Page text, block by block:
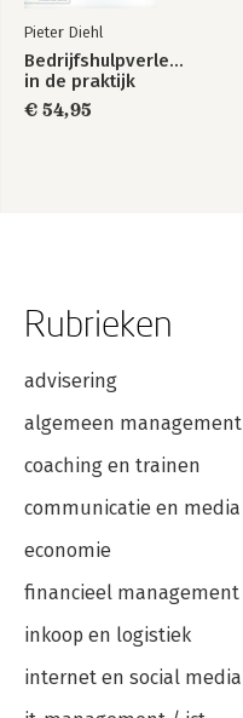
Pieter Diehl
Bedrijfshulpverlening
in de praktijk
€ 54,95
Rubrieken
advisering
algemeen management
coaching en trainen
communicatie en media
economie
financieel management
inkoop en logistiek
internet en social media